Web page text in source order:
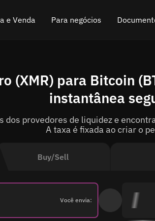
e Venda Para negócios
API para troca
Widget de troca de criptomoedas
Dinheiro de volta
Blogue
Come funziona
Roteiro
Buy/Sell
Você envia:
(XMR) para Bitcoin
instantânea
dos provedores de liquidez e
A taxa é fixada ao criar o